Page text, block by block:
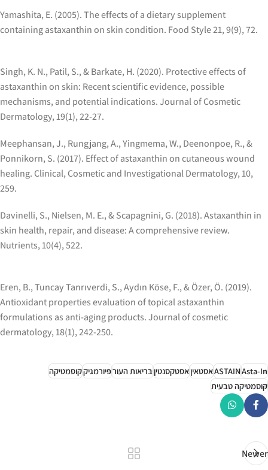
Yamashita, E. (2005). The effects of a dietary supplement
containing astaxanthin on skin condition. Food Style 21, 9(9), 72.
Singh, K. N., Patil, S., & Barkate, H. (2020). Protective effects of
astaxanthin on skin: Recent scientific evidence, possible
mechanisms, and potential indications. Journal of Cosmetic
Dermatology, 19(1), 22-27.
Meephansan, J., Rungjang, A., Yingmema, W., Deenonpoe, R., &
Ponnikorn, S. (2017). Effect of astaxanthin on cutaneous wound
healing. Clinical, Cosmetic and Investigational Dermatology, 10,
Davinelli, S., Nielsen, M. E., & Scapagnini, G. (2018). Astaxanthin in
skin health, repair, and disease: A comprehensive review.
Nutrients, 10(4), 522.
Eren, B., Tuncay Tanrıverdi, S., Aydın Köse, F., & Özer, Ö. (2019).
Antioxidant properties evaluation of topical astaxanthin
formulations as anti‐aging products. Journal of cosmetic
dermatology, 18(1), 242-250.
Asta-In
ASTAINאסטאיןאסטקסנטיןבריאות העורפיורמגיקקוסמטיקה
קוסמטיקה טבעית
Newer